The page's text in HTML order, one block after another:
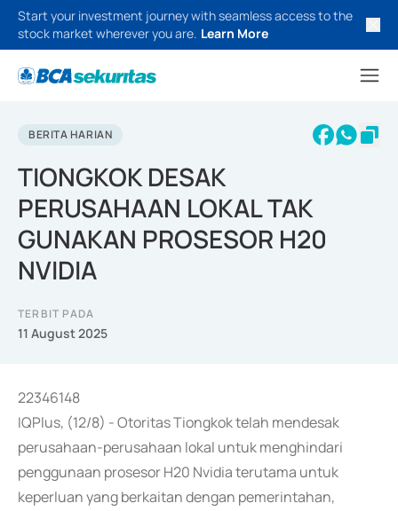
Start your investment journey with seamless access to the
stock market wherever you are. Learn More
BERITA HARIAN
TIONGKOK DESAK
PERUSAHAAN LOKAL TAK
GUNAKAN PROSESOR H20
NVIDIA
TERBIT PADA
11 August 2025
22346148
IQPlus, (12/8) - Otoritas Tiongkok telah mendesak
perusahaan-perusahaan lokal untuk menghindari
penggunaan prosesor H20 Nvidia terutama untuk
keperluan yang berkaitan dengan pemerintahan,